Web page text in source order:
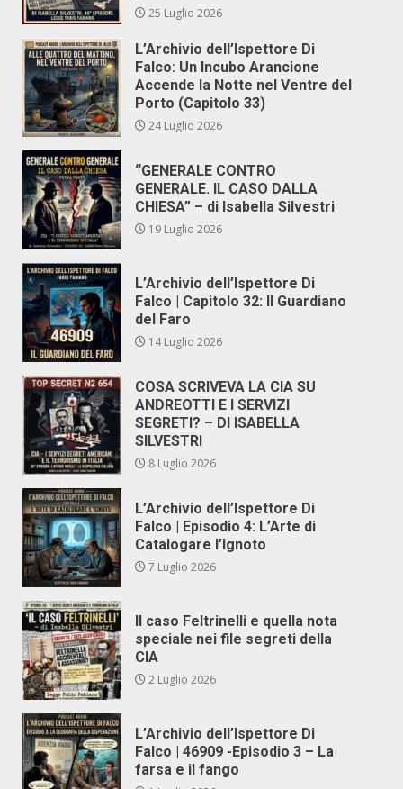
25 Luglio 2026
L’Archivio dell’Ispettore Di
Falco: Un Incubo Arancione
Accende la Notte nel Ventre del
Porto (Capitolo 33)
24 Luglio 2026
“GENERALE CONTRO
GENERALE. IL CASO DALLA
CHIESA” – di Isabella Silvestri
19 Luglio 2026
L’Archivio dell’Ispettore Di
Falco | Capitolo 32: Il Guardiano
del Faro
14 Luglio 2026
COSA SCRIVEVA LA CIA SU
ANDREOTTI E I SERVIZI
SEGRETI? – DI ISABELLA
SILVESTRI
8 Luglio 2026
L’Archivio dell’Ispettore Di
Falco | Episodio 4: L’Arte di
Catalogare l’Ignoto
7 Luglio 2026
Il caso Feltrinelli e quella nota
speciale nei file segreti della
CIA
2 Luglio 2026
L’Archivio dell’Ispettore Di
Falco | 46909 -Episodio 3 – La
farsa e il fango